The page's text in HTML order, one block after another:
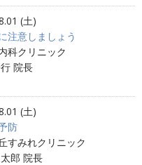
(土)
注意しましょう
科クリニック
院長
(土)
防
すみれクリニック
郎 院長